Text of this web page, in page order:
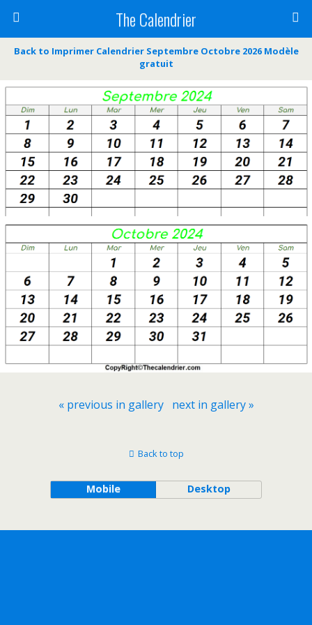
The Calendrier
Back to Imprimer Calendrier Septembre Octobre 2026 Modèle
gratuit
« previous in gallery next in gallery »
Back to top
Mobile Desktop